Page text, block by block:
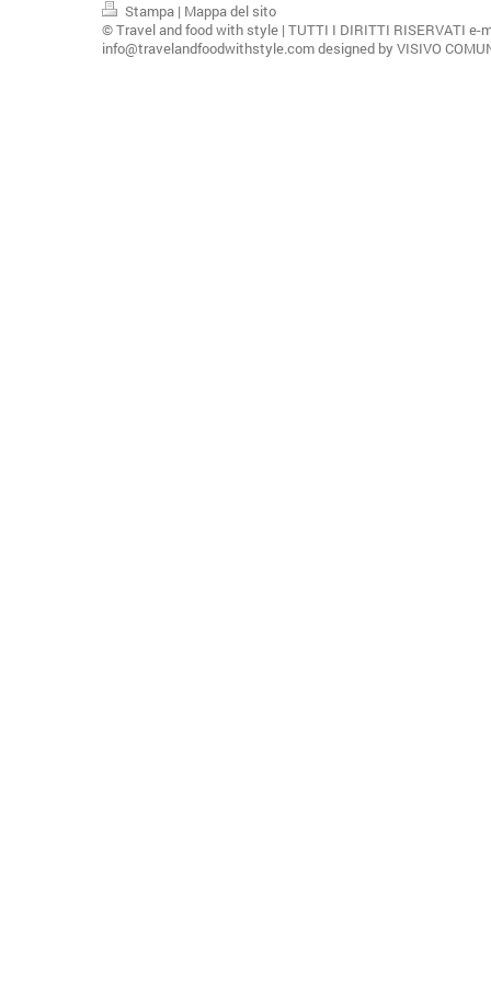
Stampa | Mappa del sito
© Travel and food with style | TUTTI I DIRITTI RISERVATI e-
info@travelandfoodwithstyle.com designed by VISIVO